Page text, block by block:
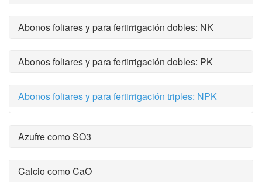
Abonos foliares y para fertirrigación dobles: NK
Abonos foliares y para fertirrigación dobles: PK
Abonos foliares y para fertirrigación triples: NPK
Azufre como SO3
Calcio como CaO